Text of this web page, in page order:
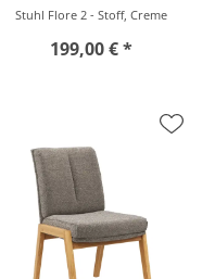
Stuhl Flore 2 - Stoff, Creme
199,00 € *